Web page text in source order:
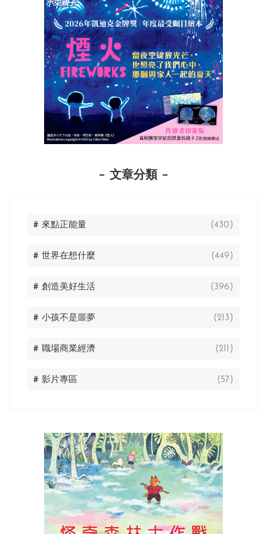
文章分類
# 來點正能量 (430)
# 世界在想什麼 (449)
# 創造美好生活 (396)
# 小孩不是噩夢 (213)
# 職場商業經濟 (211)
# 影片專區 (57)